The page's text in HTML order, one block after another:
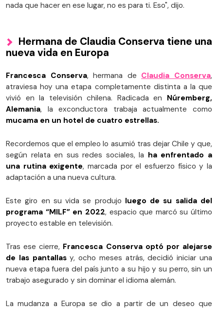
nada que hacer en ese lugar, no es para ti. Eso", dijo.
Hermana de Claudia Conserva tiene una
nueva vida en Europa
Francesca Conserva, hermana de Claudia Conserva,
atraviesa hoy una etapa completamente distinta a la que
vivió en la televisión chilena. Radicada en Núremberg,
Alemania, la exconductora trabaja actualmente como
mucama en un hotel de cuatro estrellas.
Recordemos que el empleo lo asumió tras dejar Chile y que,
según relata en sus redes sociales, la ha enfrentado a
una rutina exigente, marcada por el esfuerzo físico y la
adaptación a una nueva cultura.
Este giro en su vida se produjo luego de su salida del
programa “MILF” en 2022, espacio que marcó su último
proyecto estable en televisión.
Tras ese cierre, Francesca Conserva optó por alejarse
de las pantallasy, ocho meses atrás, decidió iniciar una
nueva etapa fuera del país junto a su hijo y su perro, sin un
trabajo asegurado y sin dominar el idioma alemán.
La mudanza a Europa se dio a partir de un deseo que